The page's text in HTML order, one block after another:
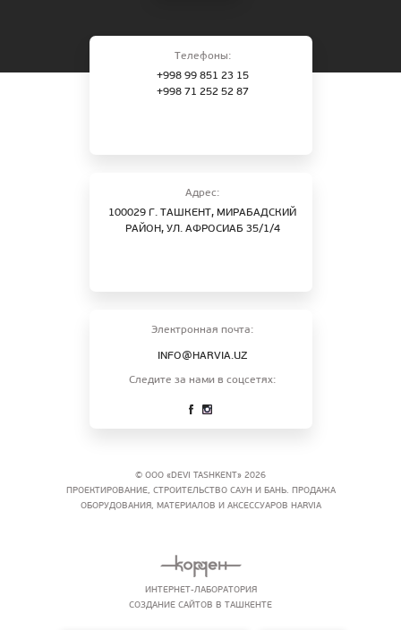
Телефоны:
+998 99 851 23 15
+998 71 252 52 87
Адрес:
100029 Г. ТАШКЕНТ, МИРАБАДСКИЙ
РАЙОН, УЛ. АФРОСИАБ 35/1/4
Электронная почта:
INFO@HARVIA.UZ
Следите за нами в соцсетях:
© ООО «DEVI TASHKENT» 2026
ПРОЕКТИРОВАНИЕ, СТРОИТЕЛЬСТВО САУН И БАНЬ. ПРОДАЖА
ОБОРУДОВАНИЯ, МАТЕРИАЛОВ И АКСЕССУАРОВ HARVIA
ИНТЕРНЕТ-ЛАБОРАТОРИЯ
СОЗДАНИЕ САЙТОВ В ТАШКЕНТЕ